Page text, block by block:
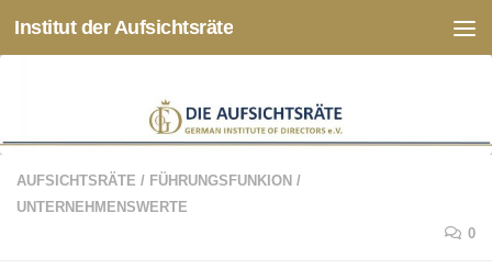
Zum Inhalt springen
Institut der Aufsichtsräte
AUFSICHTSRÄTE / FÜHRUNGSFUNKION /
UNTERNEHMENSWERTE
0